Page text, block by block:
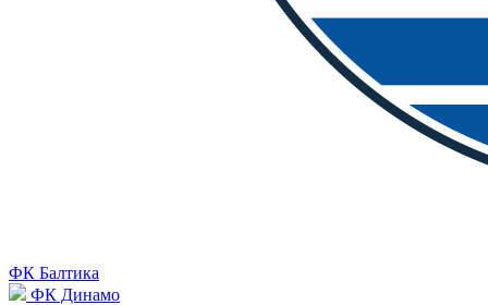
ФК Балтика
ФК Динамо